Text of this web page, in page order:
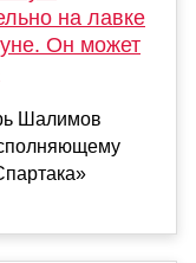
на лавке
Он может
Шалимов